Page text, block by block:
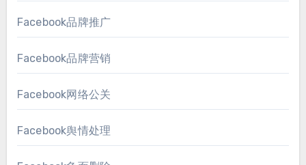
Facebook品牌推广
Facebook品牌营销
Facebook网络公关
Facebook舆情处理